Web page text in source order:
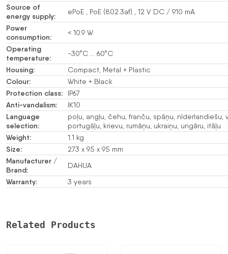
Source of
energy supply:
ePoE , PoE (802.3af) , 12 V DC / 910 mA
Power
consumption:
< 10.9 W
Operating
temperature:
-30°C … 60°C
Housing: Compact, Metal + Plastic
Colour: White + Black
Protection class: IP67
Anti-vandalism: IK10
Language
selection:
poļu, angļu, čehu, franču, spāņu, nīderlandiešu,
portugāļu, krievu, rumāņu, ukraiņu, ungāru, itāļu
Weight: 1.1 kg
Size: 273 x 95 x 95 mm
Manufacturer /
Brand:
DAHUA
Warranty: 3 years
Related Products